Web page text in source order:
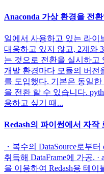
Anaconda 가상 환경을 전
일에서 사용하고 있는 라이
대응하고 있지 않고, 2계와
는 것으로 전환을 실시하고
개발 환경마다 모듈의 버전
를 도입했다. 기본은 동일
을 전환 할 수 있습니다.
용하고 싶기 때...
Redash의 파이썬에서 자작
・복수의 DataSource로부
취득해 DataFrame에 가공. ·
을 이용하여 Redash용 테